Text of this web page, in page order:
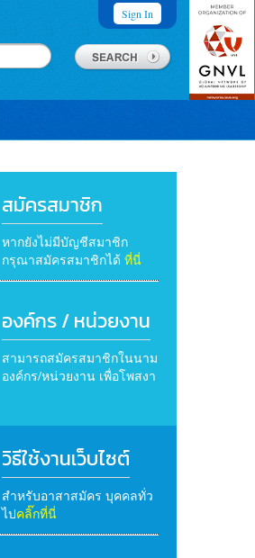
Sign In
สมัครสมาชิก
หากยังไม่มีบัญชีสมาชิก
กรุณาสมัครสมาชิกได้ ที่นี่
องค์กร / หน่วยงาน
สามารถสมัครสมาชิกในนาม
องค์กร/หน่วยงาน เพื่อโพสงา
วิธีใช้งานเว็บไซต์
สำหรับอาสาสมัคร บุคคลทั่ว
ไปคลิ๊กที่นี่